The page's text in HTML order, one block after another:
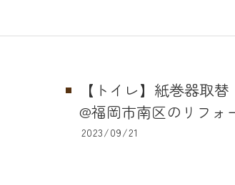
【トイレ】紙巻器取替
@福岡市南区のリフォ
2023/09/21